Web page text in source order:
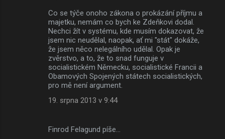
Co se týče onoho zákona o prokázání příjmu a
majetku, nemám co bych ke Zdeňkovi dodal.
Nechci žít v systému, kde musím dokazovat, že
jsem nic neudělal, naopak, ať mi "stát" dokáže,
že jsem něco nelegálního udělal. Opak je
zvěrstvo, a to, že to snad funguje v
socialistickém Německu, socialistické Francii a
Obamových Spojených státech socialistických,
pro mě není argument.
19. srpna 2013 v 9:44
Finrod Felagund píše…